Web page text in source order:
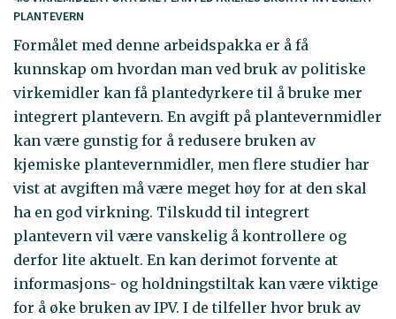
PLANTEVERN
Formålet med denne arbeidspakka er å få
kunnskap om hvordan man ved bruk av politiske
virkemidler kan få plantedyrkere til å bruke mer
integrert plantevern. En avgift på plantevernmidler
kan være gunstig for å redusere bruken av
kjemiske plantevernmidler, men flere studier har
vist at avgiften må være meget høy for at den skal
ha en god virkning. Tilskudd til integrert
plantevern vil være vanskelig å kontrollere og
derfor lite aktuelt. En kan derimot forvente at
informasjons- og holdningstiltak kan være viktige
for å øke bruken av IPV. I de tilfeller hvor bruk av